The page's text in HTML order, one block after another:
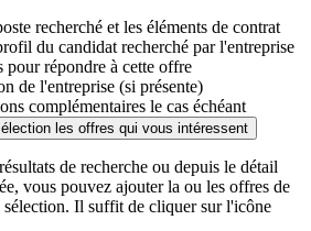
recherché et les éléments de contrat
du candidat recherché par l'entreprise
pour répondre à cette offre
de l'entreprise (si présente)
complémentaires le cas échéant
les offres qui vous intéressent
de recherche ou depuis le détail
vous pouvez ajouter la ou les offres de
Il suffit de cliquer sur l'icône